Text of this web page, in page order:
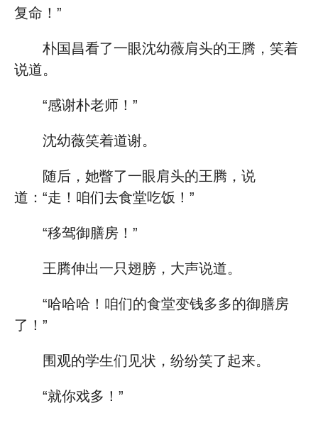
复命！”
朴国昌看了一眼沈幼薇肩头的王腾，笑着
说道。
“感谢朴老师！”
沈幼薇笑着道谢。
随后，她瞥了一眼肩头的王腾，说
道：“走！咱们去食堂吃饭！”
“移驾御膳房！”
王腾伸出一只翅膀，大声说道。
“哈哈哈！咱们的食堂变钱多多的御膳房
了！”
围观的学生们见状，纷纷笑了起来。
“就你戏多！”